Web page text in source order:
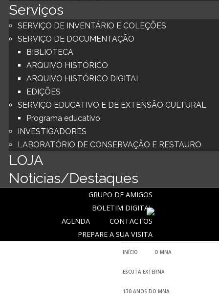
Serviços
SERVIÇO DE INVENTÁRIO E COLEÇÕES
SERVIÇO DE DOCUMENTAÇÃO
BIBLIOTECA
ARQUIVO HISTÓRICO
ARQUIVO HISTÓRICO DIGITAL
EDIÇÕES
SERVIÇO EDUCATIVO E DE EXTENSÃO CULTURAL
Programa educativo
INVESTIGADORES
LABORATÓRIO DE CONSERVAÇÃO E RESTAURO
LOJA
Notícias/Destaques
GRUPO DE AMIGOS
BOLETIM DIGITAL
CONTACTOS
AGENDA
PREPARE A SUA VISITA
INÍCIO O MNA
ESCUTA EXTERNA
130 ANOS DO MNA